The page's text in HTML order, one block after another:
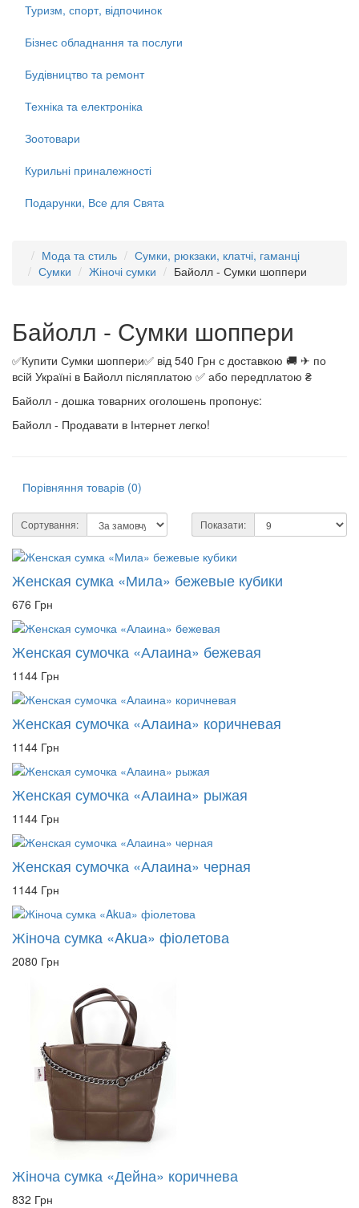
Туризм, спорт, відпочинок
Бізнес обладнання та послуги
Будівництво та ремонт
Техніка та електроніка
Зоотовари
Курильні приналежності
Подарунки, Все для Свята
Мода та стиль
Сумки, рюкзаки, клатчі, гаманці
Сумки
Жіночі сумки Байолл - Сумки шоппери
Байолл - Сумки шоппери
✅Купити Сумки шоппери✅ від 540 Грн с доставкою 🚚 ✈ по
всій Україні в Байолл післяплатою ✅ або передплатою ₴
Байолл - дошка товарних оголошень пропонує:
Байолл - Продавати в Інтернет легко!
Порівняння товарів (0)
Сортування: Показати:
Женская сумка «Мила» бежевые кубики
676 Грн
Женская сумочка «Алаина» бежевая
1144 Грн
Женская сумочка «Алаина» коричневая
1144 Грн
Женская сумочка «Алаина» рыжая
1144 Грн
Женская сумочка «Алаина» черная
1144 Грн
Жіноча сумка «Akua» фіолетова
2080 Грн
Жіноча сумка «Дейна» коричнева
832 Грн